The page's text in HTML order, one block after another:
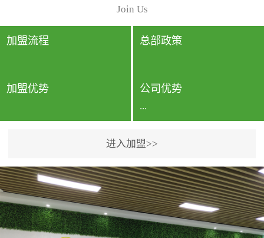
内空间都有整体消毒的需
要。因为空间内人流携带
的、空气...
法，空气采样量准确，检
测结果可靠，远胜于其他
检测...
Join Us
加盟流程 总部政策
加盟优势 公司优势
...
专利保护优势、双甲资质
企业（“室内环境净化治理
甲级施工资质”“室内环境
污染治理资质等级证
进入加盟>>